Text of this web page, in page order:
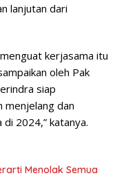
lanjutan dari
kerjasama itu
oleh Pak
siap
menjelang dan
2024,” katanya.
Menolak Semua